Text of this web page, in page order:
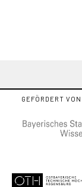
GEFÖRDERT VON